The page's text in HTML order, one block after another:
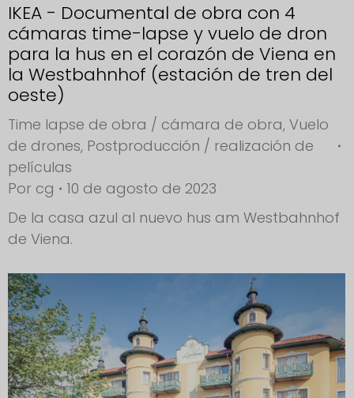
IKEA - Documental de obra con 4
cámaras time-lapse y vuelo de dron
para la hus en el corazón de Viena en
la Westbahnhof (estación de tren del
oeste)
Time lapse de obra / cámara de obra, Vuelo
de drones, Postproducción / realización de
películas
Por cg
10 de agosto de 2023
De la casa azul al nuevo hus am Westbahnhof
de Viena.